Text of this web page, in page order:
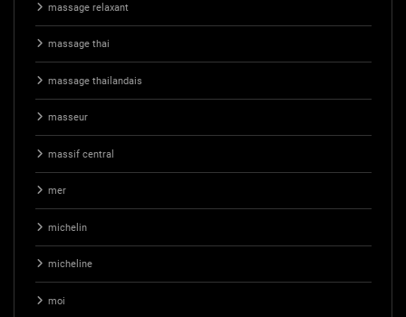
massage relaxant
massage thai
massage thailandais
masseur
massif central
mer
michelin
micheline
moi